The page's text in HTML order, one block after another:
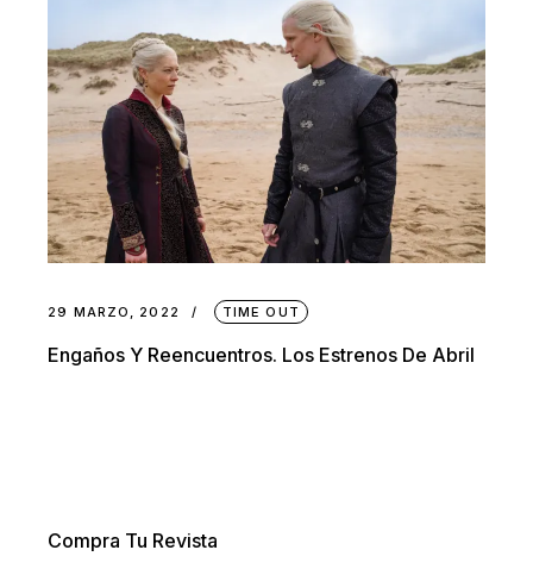
29 MARZO, 2022 TIME OUT
Engaños Y Reencuentros. Los Estrenos De Abril
Compra Tu Revista